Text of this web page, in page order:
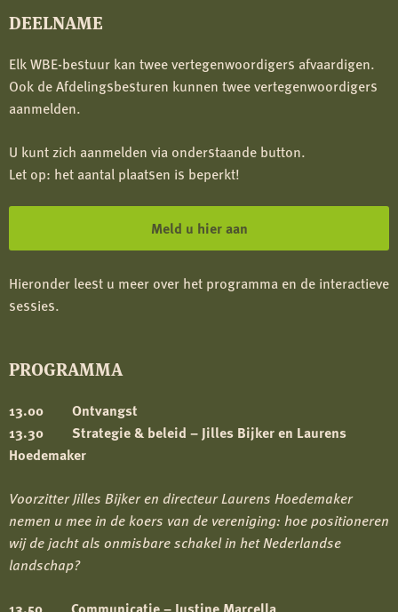
DEELNAME
Elk WBE-bestuur kan twee vertegenwoordigers afvaardigen.
Ook de Afdelingsbesturen kunnen twee vertegenwoordigers
aanmelden.
U kunt zich aanmelden via onderstaande button.
Let op: het aantal plaatsen is beperkt!
Meld u hier aan
Hieronder leest u meer over het programma en de interactieve
sessies.
PROGRAMMA
13.00
Ontvangst
13.30 Strategie & beleid – Jilles Bijker en Laurens
Hoedemaker
Voorzitter Jilles Bijker en directeur Laurens Hoedemaker
nemen u mee in de koers van de vereniging: hoe positioneren
wij de jacht als onmisbare schakel in het Nederlandse
landschap?